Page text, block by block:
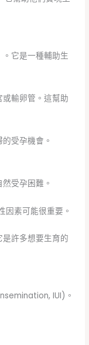
它是一種輔助生
輸卵管。這幫助
受孕機會。
受孕困難。
因素可能很重要。
許多想要生育的
IUI)。